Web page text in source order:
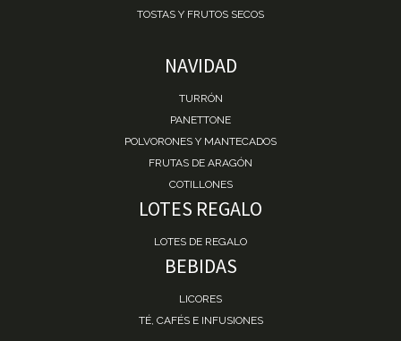
TOSTAS Y FRUTOS SECOS
NAVIDAD
TURRÓN
PANETTONE
POLVORONES Y MANTECADOS
FRUTAS DE ARAGÓN
COTILLONES
LOTES REGALO
LOTES DE REGALO
BEBIDAS
LICORES
TÉ, CAFÉS E INFUSIONES